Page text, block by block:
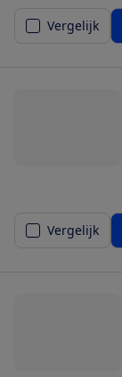
Vergelijk
Vergelijk